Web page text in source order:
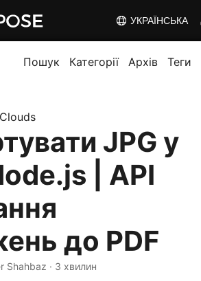
УКРАЇНСЬКА
Пошук Категорії Архів Теги
JPG у
| API
до PDF
Shahbaz · 3 хвилин